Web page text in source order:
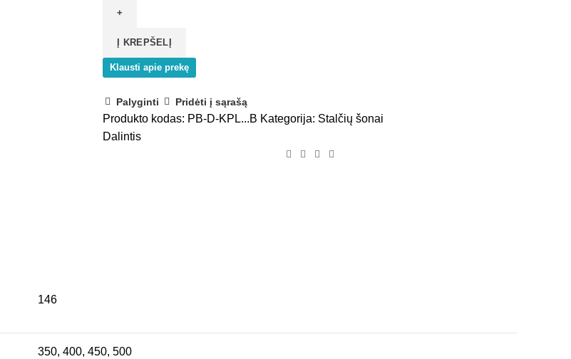
Modern
vidutinis
stalčių
komplektas
„B“
Į KREPŠELĮ
Klausti apie prekę
Palyginti Pridėti į sąrašą
Produkto kodas: PB-D-KPL...B Kategorija: Stalčių šonai
Dalintis
146
350, 400, 450, 500